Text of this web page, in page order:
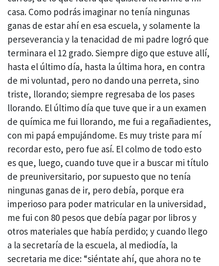
casa. Como podrás imaginar no tenía ningunas
ganas de estar ahí en esa escuela, y solamente la
perseverancia y la tenacidad de mi padre logró que
terminara el 12 grado. Siempre digo que estuve allí,
hasta el último día, hasta la última hora, en contra
de mi voluntad, pero no dando una perreta, sino
triste, llorando; siempre regresaba de los pases
llorando. El último día que tuve que ir a un examen
de química me fui llorando, me fui a regañadientes,
con mi papá empujándome. Es muy triste para mí
recordar esto, pero fue así. El colmo de todo esto
es que, luego, cuando tuve que ir a buscar mi título
de preuniversitario, por supuesto que no tenía
ningunas ganas de ir, pero debía, porque era
imperioso para poder matricular en la universidad,
me fui con 80 pesos que debía pagar por libros y
otros materiales que había perdido; y cuando llego
a la secretaría de la escuela, al mediodía, la
secretaria me dice: “siéntate ahí, que ahora no te